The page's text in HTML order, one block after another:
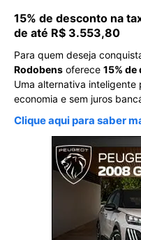
15% de desconto na
de até R$ 3.553,80
Para quem deseja
Rodobens oferece 15%
Uma alternativa inteligente
economia e sem juros
Clique aqui para saber